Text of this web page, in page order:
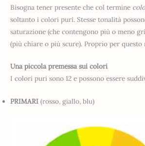
Bisogna tener presente che col termine
soltanto i colori puri. Stesse tonalità
saturazione (che contengono più o meno
(più chiare o più scure). Proprio per
Una piccola premessa sui colori
I colori puri sono 12 e possono essere
PRIMARI (rosso, giallo, blu)